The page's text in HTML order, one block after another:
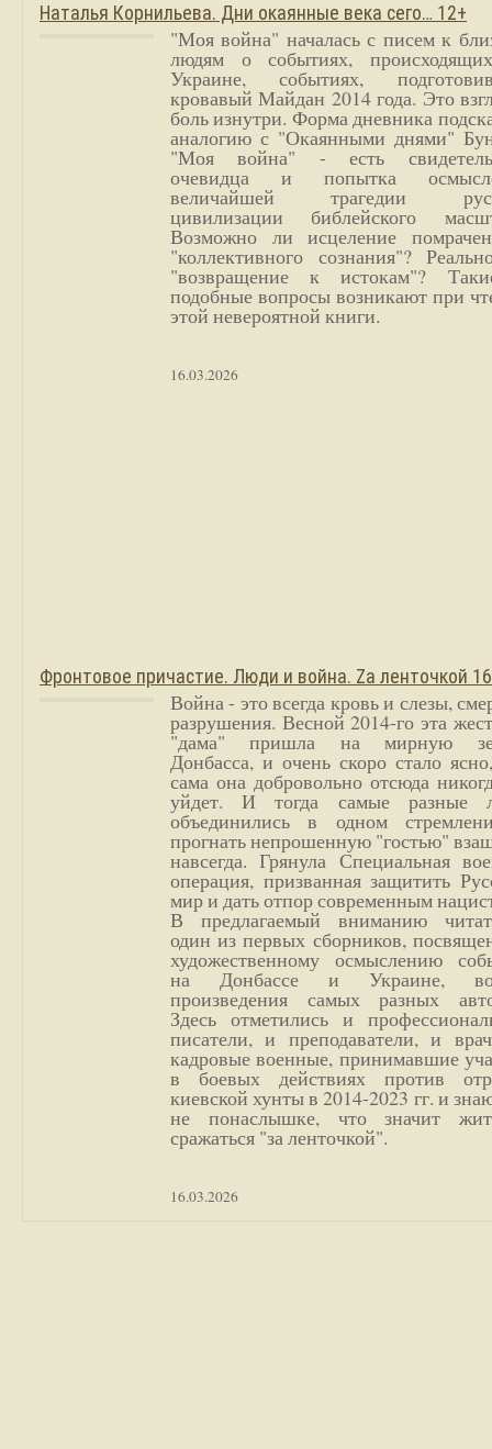
Наталья Корнильева. Дни окаянные века сего… 12+
"Моя война" началась с писем к
людям о событиях,
Украине, событиях,
кровавый Майдан 2014 года. Это
боль изнутри. Форма дневника
аналогию с "Окаянными днями"
"Моя война" - есть
очевидца и попытка
величайшей трагедии
цивилизации библейского
Возможно ли исцеление
"коллективного сознания"?
"возвращение к истокам"?
подобные вопросы возникают при
этой невероятной книги.
16.03.2026
Фронтовое причастие. Люди и война. Zа ленточкой
Война - это всегда кровь и слезы,
разрушения. Весной 2014-го эта
"дама" пришла на мирную
Донбасса, и очень скоро стало
сама она добровольно отсюда
уйдет. И тогда самые разные
объединились в одном
прогнать непрошенную "гостью"
навсегда. Грянула Специальная
операция, призванная защитить
мир и дать отпор современным
В предлагаемый вниманию
один из первых сборников,
художественному осмыслению
на Донбассе и Украине,
произведения самых разных
Здесь отметились и
писатели, и преподаватели, и
кадровые военные, принимавшие
в боевых действиях против
киевской хунты в 2014-2023 гг. и
не понаслышке, что значит
сражаться "за ленточкой".
16.03.2026